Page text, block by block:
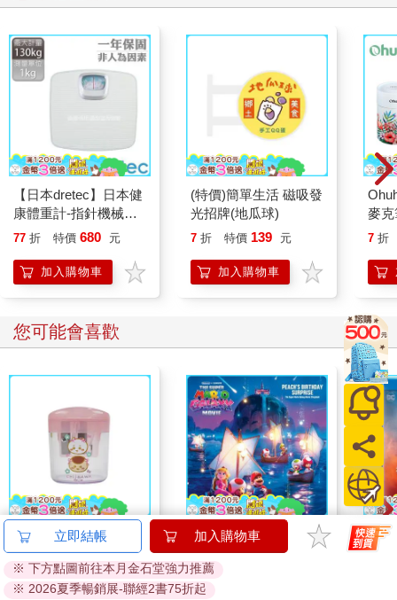
【日本dretec】日本健
康體重計-指針機械式-
白色(BS-306WTKO)
77 折 特價 680 元
加入購物車
(特價)簡單生活 磁吸發
光招牌(地瓜球)
7 折 特價 139 元
加入購物車
麥
7 折
您可能會喜歡
吉伊卡哇 橢圓雙孔削
筆器-粉
折 特價 38 元
The Super Mario
Galaxy Movie:
Peach`s Birthday
Surprise: The Super
9 折
神
雙
立即結帳 加入購物車
※ 下方點圖前往本月金石堂強力推薦
※ 2026夏季暢銷展-聯經2書75折起